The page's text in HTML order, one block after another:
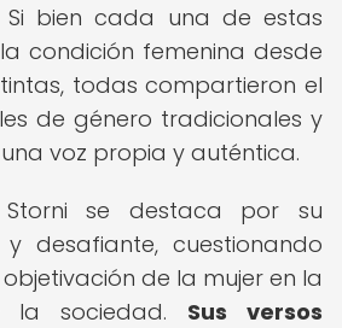
bien cada una de estas
condición femenina desde
todas compartieron el
de género tradicionales y
voz propia y auténtica.
se destaca por su
desafiante, cuestionando
de la mujer en la
la sociedad. Sus versos